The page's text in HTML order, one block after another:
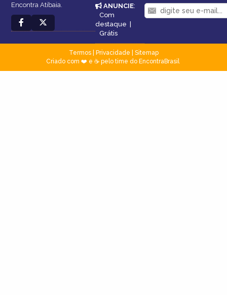
Encontra Atibaia.
ANUNCIE:
Com
destaque |
Grátis
Termos| Privacidade
Sitemap
Criado com ❤️ e ☕ pelo time do EncontraBrasil